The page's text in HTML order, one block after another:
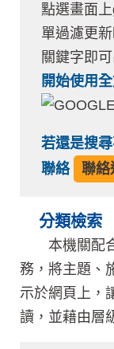
點選畫面
單過濾更
關鍵字即
開始使用
若還是搜
聯絡
聯絡
分類檢索
本機關配合
務，將主題、
示於網頁上，
讀，並藉由層